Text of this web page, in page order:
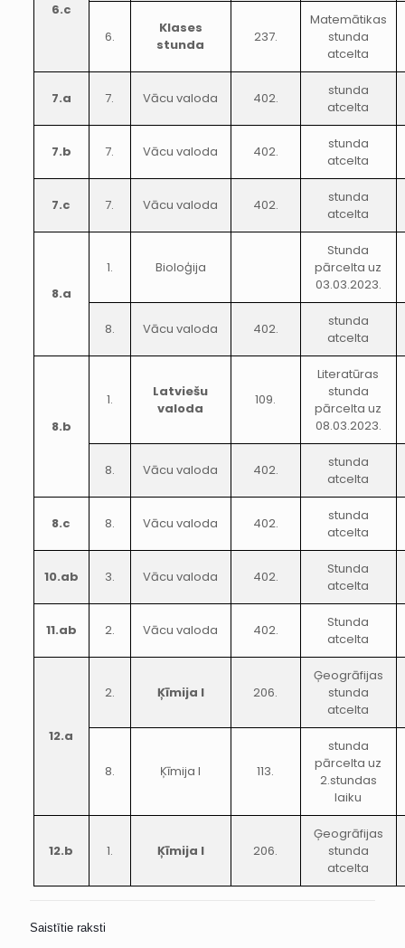
6.c
6.
Klases
stunda
237.
Matemātikas
stunda
atcelta
7.a 7. Vācu valoda 402.
stunda
atcelta
7.b 7. Vācu valoda 402.
stunda
atcelta
7.c 7. Vācu valoda 402.
stunda
atcelta
8.a
1. Bioloģija
Stunda
pārcelta uz
03.03.2023.
8. Vācu valoda 402.
stunda
atcelta
8.b
1.
Latviešu
valoda
109.
Literatūras
stunda
pārcelta uz
08.03.2023.
8. Vācu valoda 402.
stunda
atcelta
8.c 8. Vācu valoda 402.
stunda
atcelta
10.ab 3. Vācu valoda 402.
Stunda
atcelta
11.ab 2. Vācu valoda 402.
Stunda
atcelta
12.a
2. Ķīmija I 206.
Ģeogrāfijas
stunda
atcelta
8. Ķīmija I 113.
stunda
pārcelta uz
2.stundas
laiku
12.b 1. Ķīmija I 206.
Ģeogrāfijas
stunda
atcelta
Saistītie raksti